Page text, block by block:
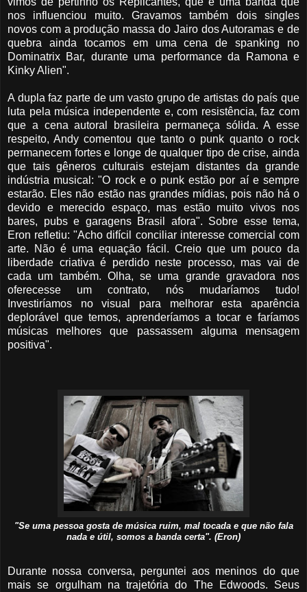
nos influenciou muito. Gravamos também dois singles
novos com a produção massa do Jairo dos Autoramas e de
quebra ainda tocamos em uma cena de spanking no
Dominatrix Bar, durante uma performance da Ramona e
Kinky Alien".
A dupla faz parte de um vasto grupo de artistas do país que
luta pela música independente e, com resistência, faz com
que a cena autoral brasileira permaneça sólida. A esse
respeito, Andy comentou que tanto o punk quanto o rock
permanecem fortes e longe de qualquer tipo de crise, ainda
que tais gêneros culturais estejam distantes da grande
indústria musical: "O rock e o punk estão por aí e sempre
estarão. Eles não estão nas grandes mídias, pois não há o
devido e merecido espaço, mas estão muito vivos nos
bares, pubs e garagens Brasil afora". Sobre esse tema,
Eron refletiu: "Acho difícil conciliar interesse comercial com
arte. Não é uma equação fácil. Creio que um pouco da
liberdade criativa é perdido neste processo, mas vai de
cada um também. Olha, se uma grande gravadora nos
oferecesse um contrato, nós mudaríamos tudo!
Investiríamos no visual para melhorar esta aparência
deplorável que temos, aprenderíamos a tocar e faríamos
músicas melhores que passassem alguma mensagem
positiva".
"Se uma pessoa gosta de música ruim, mal tocada e que não fala
nada e útil, somos a banda certa". (Eron)
Durante nossa conversa, perguntei aos meninos do que
mais se orgulham na trajetória do The Edwoods. Seus